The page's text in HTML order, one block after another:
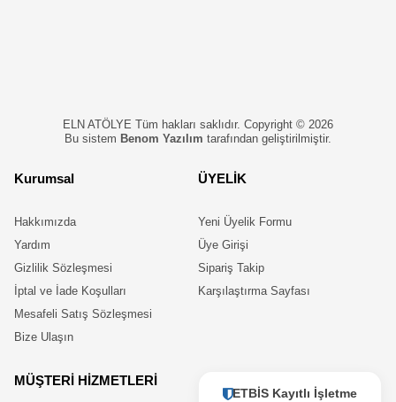
ELN ATÖLYE Tüm hakları saklıdır. Copyright © 2026
Bu sistem Benom Yazılım tarafından geliştirilmiştir.
Kurumsal
Hakkımızda
Yardım
Gizlilik Sözleşmesi
İptal ve İade Koşulları
Mesafeli Satış Sözleşmesi
Bize Ulaşın
ÜYELİK
Yeni Üyelik Formu
Üye Girişi
Sipariş Takip
Karşılaştırma Sayfası
MÜŞTERİ HİZMETLERİ
ETBİS Kayıtlı İşletme